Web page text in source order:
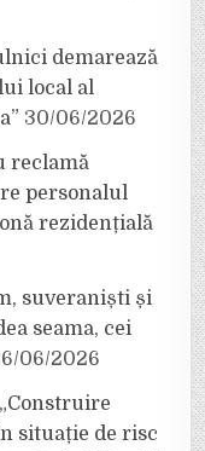
demarează
local al
30/06/2026
reclamă
personalul
rezidențială
suveraniști și
seama, cei
06/2026
situație de risc